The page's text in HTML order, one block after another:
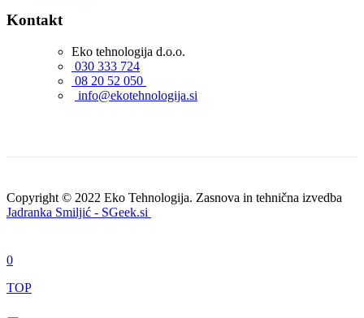
Kontakt
Eko tehnologija d.o.o.
030 333 724
08 20 52 050
info@ekotehnologija.si
Copyright © 2022 Eko Tehnologija. Zasnova in tehnična izvedba
Jadranka Smiljić - SGeek.si
0
TOP